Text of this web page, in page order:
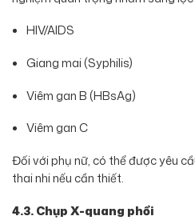
HIV/AIDS
Giang mai (Syphilis)
Viêm gan B (HBsAg)
Viêm gan C
Đối với phụ nữ, có thể được yêu
thai nhi nếu cần thiết.
4.3. Chụp X-quang phổi